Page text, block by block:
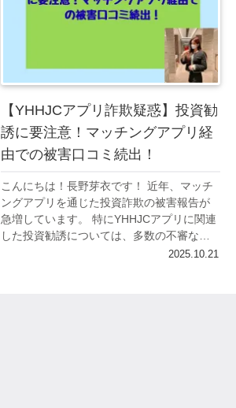
【YHHJCアプリ詐欺疑惑】投資勧
誘に要注意！マッチングアプリ経
由での被害口コミ続出！
こんにちは！長野芽衣です！ 近年、マッチ
ングアプリを通じた投資詐欺の被害報告が
急増しています。 特にYHHJCアプリに関連
した投資勧誘については、多数の不審な口
コミや被害報告が寄せられており、極めて
2025.10.21